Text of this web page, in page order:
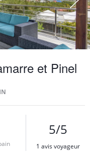
et Pinel
5/5
1 avis voyageur